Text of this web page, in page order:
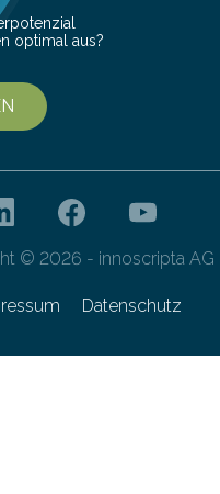
optimal aus?
© 2026 - innoscripta AG
Datenschutz